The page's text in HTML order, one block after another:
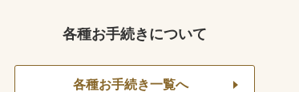
各種お手続きについて
各種お手続き一覧へ